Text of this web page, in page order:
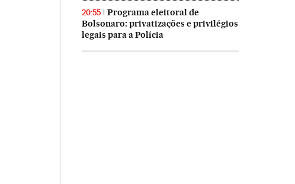
20:55
Programa eleitoral de
Bolsonaro: privatizações e privilégios
legais para a Polícia